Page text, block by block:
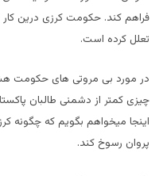
فراهم کند. حکومت کرزی درین کار
تعلل کرده است.
در مورد بی مروتی های حکومت
چیزی کمتر از دشمنی طالبان
اینجا میخواهم بگویم که چگونه
پروان رسوخ کند.